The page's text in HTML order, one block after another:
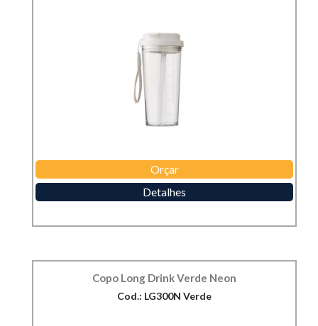
Orçar
Detalhes
Copo Long Drink Verde Neon
Cod.: LG300N Verde